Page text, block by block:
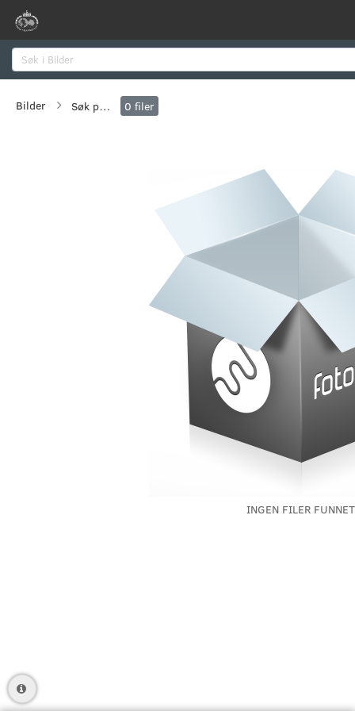
Bilder Søk på flere verdier 0 filer
INGEN FILER FUNNET